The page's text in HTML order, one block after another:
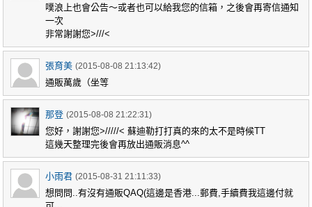
噗浪上也會公告～或者也可以給我您的信箱，之後會再寄信通知
一次
非常謝謝您>///<
張育美 (2015-08-08 21:13:42)
通販萬歲（坐等
那登 (2015-08-08 21:22:31)
您好，謝謝您>/////< 蘇迪勒打打真的來的太不是時候TT
這幾天整理完後會再放出通販消息^^
小雨君 (2015-08-31 21:11:33)
想問問..有沒有通販QAQ(這邊是香港...郵費,手續費我這邊付就